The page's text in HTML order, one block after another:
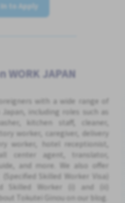
to Apply
WORK JAPAN
with a wide range of
including roles such as
kitchen staff, cleaner,
worker, caregiver, delivery
worker, hotel receptionist,
center agent, translator,
and more. We also offer
Skilled Worker Visa)
Skilled Worker (i) and (ii)
Tokutei Ginou on our blog.